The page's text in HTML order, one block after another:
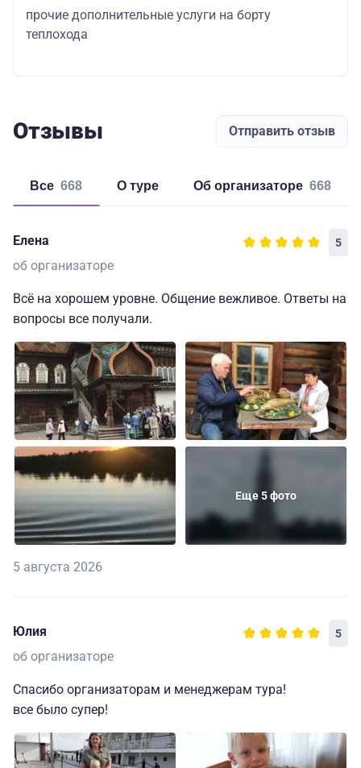
прочие дополнительные услуги на борту
теплохода
Отзывы Отправить отзыв
Все 668 о туре об организаторе 668
Елена 5
об организаторе
Всё на хорошем уровне. Общение вежливое. Ответы на
вопросы все получали.
Еще 5 фото
5 августа 2026
Юлия 5
об организаторе
Спасибо организаторам и менеджерам тура!
все было супер!